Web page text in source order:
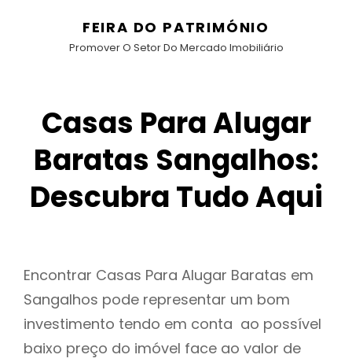
FEIRA DO PATRIMÓNIO
Promover O Setor Do Mercado Imobiliário
Casas Para Alugar
Baratas Sangalhos:
Descubra Tudo Aqui
Encontrar Casas Para Alugar Baratas em
Sangalhos pode representar um bom
investimento tendo em conta ao possível
baixo preço do imóvel face ao valor de